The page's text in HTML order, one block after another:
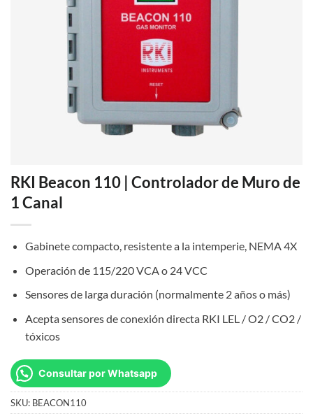
RKI Beacon 110 | Controlador de Muro de
1 Canal
Gabinete compacto, resistente a la intemperie, NEMA 4X
Operación de 115/220 VCA o 24 VCC
Sensores de larga duración (normalmente 2 años o más)
Acepta sensores de conexión directa RKI LEL / O2 / CO2 /
tóxicos
Consultar por Whatsapp
SKU: BEACON110